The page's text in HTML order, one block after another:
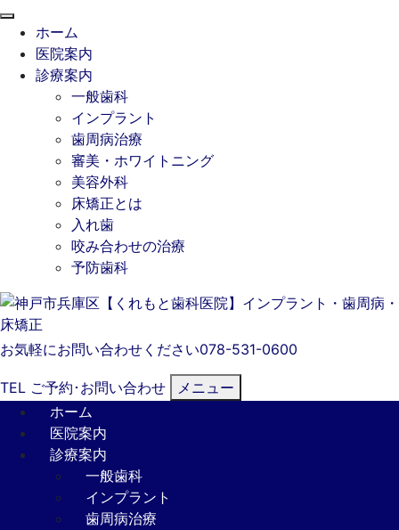
ホーム
医院案内
診療案内
一般歯科
インプラント
歯周病治療
審美・ホワイトニング
美容外科
床矯正とは
入れ歯
咬み合わせの治療
予防歯科
お気軽にお問い合わせください078-531-0600
TEL ご予約･ お問い合わせ
メニュー
ホーム
医院案内
診療案内
一般歯科
インプラント
歯周病治療